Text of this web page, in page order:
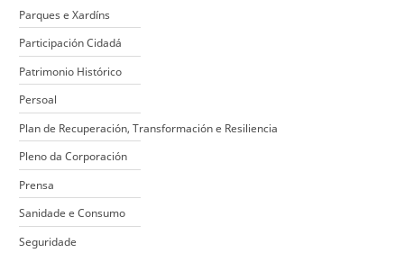
Parques e Xardíns
Participación Cidadá
Patrimonio Histórico
Persoal
Plan de Recuperación, Transformación e Resiliencia
Pleno da Corporación
Prensa
Sanidade e Consumo
Seguridade